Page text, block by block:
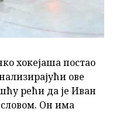
хокејаша постао
ове
рећи да је Иван
Он има